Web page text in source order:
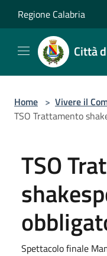
Regione Calabria
Città
Home > Vivere il
TSO Trattamento
TSO
Spettacolo finale